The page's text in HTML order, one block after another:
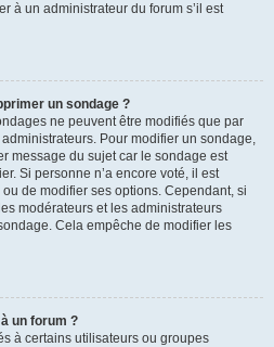
à un administrateur du forum s’il est
un sondage ?
ne peuvent être modifiés que par
Pour modifier un sondage,
message du sujet car le sondage est
Si personne n’a encore voté, il est
de modifier ses options. Cependant, si
modérateurs et les administrateurs
Cela empêche de modifier les
un forum ?
à certains utilisateurs ou groupes